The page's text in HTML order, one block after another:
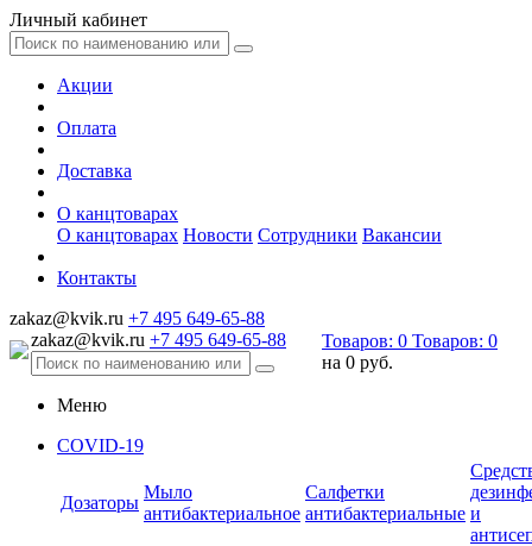
Личный кабинет
Акции
Оплата
Доставка
О канцтоварах
О канцтоварах Новости Сотрудники Вакансии
Контакты
zakaz@kvik.ru +7 495 649-65-88
zakaz@kvik.ru +7 495 649-65-88 Товаров: 0 Товаров: 0
на 0 руб.
Меню
COVID-19
Дозаторы
Мыло
антибактериальное
Салфетки
антибактериальные и